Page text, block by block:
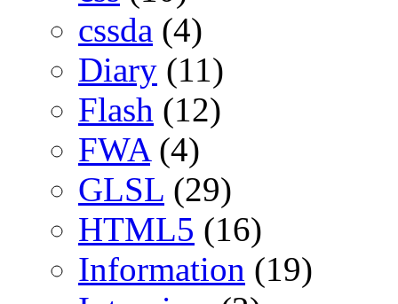
cssda (4)
Diary (11)
Flash (12)
FWA(4)
GLSL (29)
HTML5 (16)
Information (19)